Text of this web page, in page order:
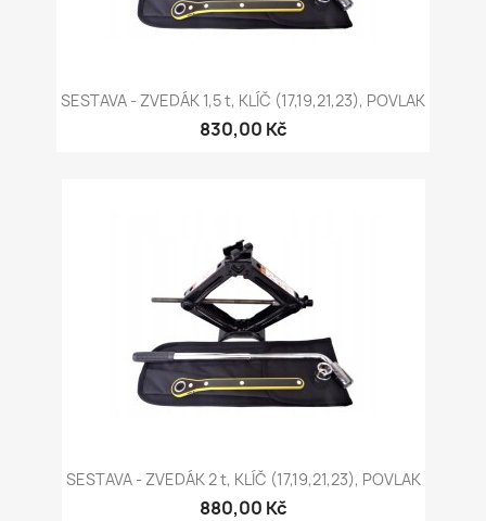
SESTAVA - ZVEDÁK 1,5 t, KLÍČ (17,19,21,23), POVLAK
830,00 Kč
SESTAVA - ZVEDÁK 2 t, KLÍČ (17,19,21,23), POVLAK
880,00 Kč